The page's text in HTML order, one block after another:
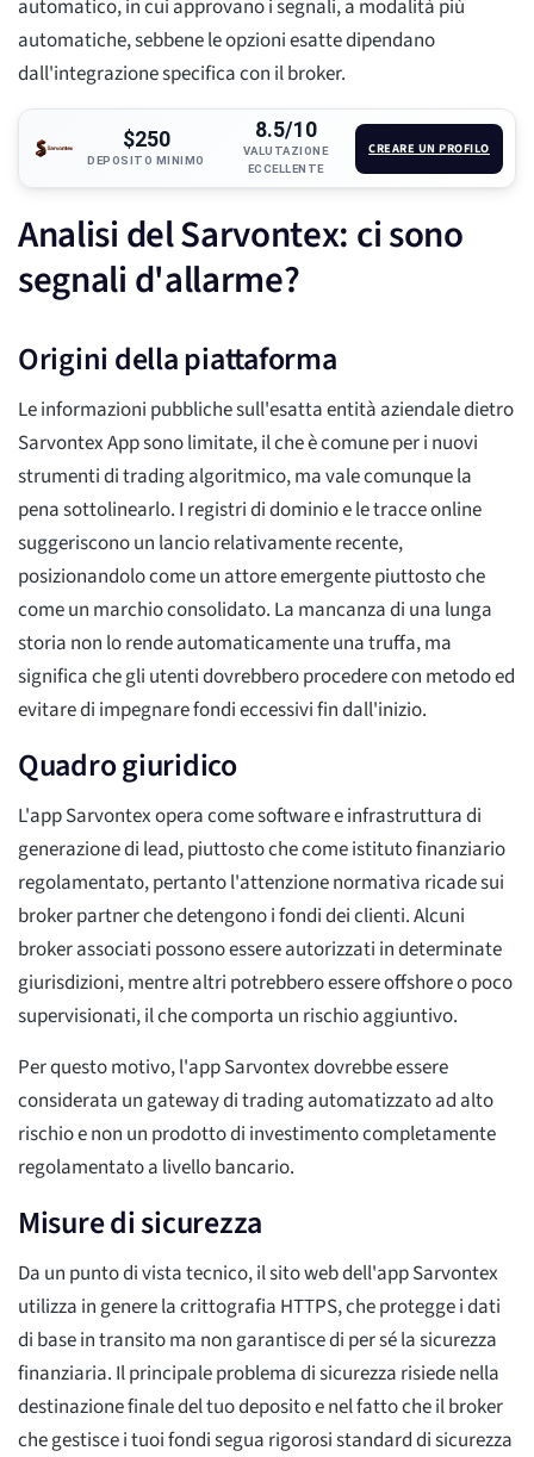
automatico, in cui approvano i segnali, a modalità più
automatiche, sebbene le opzioni esatte dipendano
dall'integrazione specifica con il broker.
$250
DEPOSITO MINIMO
8.5/10
VALUTAZIONE
ECCELLENTE
CREARE UN PROFILO
Analisi del Sarvontex: ci sono
segnali d'allarme?
Origini della piattaforma
Le informazioni pubbliche sull'esatta entità aziendale dietro
Sarvontex App sono limitate, il che è comune per i nuovi
strumenti di trading algoritmico, ma vale comunque la
pena sottolinearlo. I registri di dominio e le tracce online
suggeriscono un lancio relativamente recente,
posizionandolo come un attore emergente piuttosto che
come un marchio consolidato. La mancanza di una lunga
storia non lo rende automaticamente una truffa, ma
significa che gli utenti dovrebbero procedere con metodo ed
evitare di impegnare fondi eccessivi fin dall'inizio.
Quadro giuridico
L'app Sarvontex opera come software e infrastruttura di
generazione di lead, piuttosto che come istituto finanziario
regolamentato, pertanto l'attenzione normativa ricade sui
broker partner che detengono i fondi dei clienti. Alcuni
broker associati possono essere autorizzati in determinate
giurisdizioni, mentre altri potrebbero essere offshore o poco
supervisionati, il che comporta un rischio aggiuntivo.
Per questo motivo, l'app Sarvontex dovrebbe essere
considerata un gateway di trading automatizzato ad alto
rischio e non un prodotto di investimento completamente
regolamentato a livello bancario.
Misure di sicurezza
Da un punto di vista tecnico, il sito web dell'app Sarvontex
utilizza in genere la crittografia HTTPS, che protegge i dati
di base in transito ma non garantisce di per sé la sicurezza
finanziaria. Il principale problema di sicurezza risiede nella
destinazione finale del tuo deposito e nel fatto che il broker
che gestisce i tuoi fondi segua rigorosi standard di sicurezza